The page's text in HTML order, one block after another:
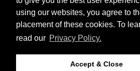
using our websites, you agree to
placement of these cookies. To
read our Privacy Policy.
Accept & Close